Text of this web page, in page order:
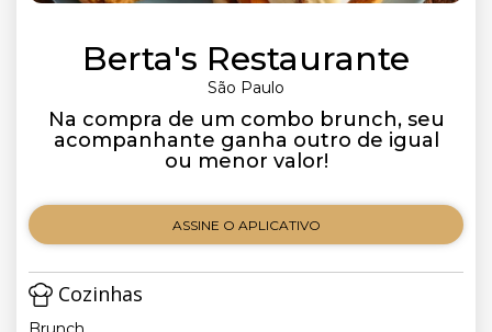
Berta's Restaurante
São Paulo
Na compra de um combo brunch, seu
acompanhante ganha outro de igual
ou menor valor!
ASSINE O APLICATIVO
Cozinhas